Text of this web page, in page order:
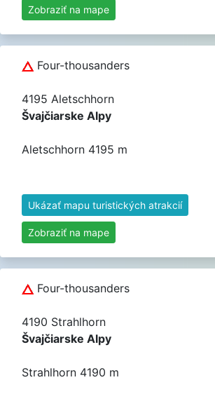
Zobraziť na mape
Four-thousanders
4195 Aletschhorn
Švajčiarske Alpy
Aletschhorn 4195 m
Ukázať mapu turistických atrakcií
Zobraziť na mape
Four-thousanders
4190 Strahlhorn
Švajčiarske Alpy
Strahlhorn 4190 m